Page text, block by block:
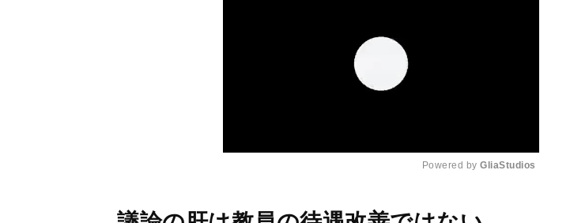
Powered by GliaStudios